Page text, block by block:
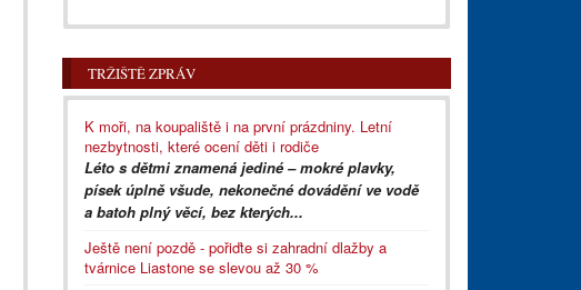
TRŽIŠTĚ ZPRÁV
K moři, na koupaliště i na první prázdniny. Letní
nezbytnosti, které ocení děti i rodiče
Léto s dětmi znamená jediné – mokré plavky,
písek úplně všude, nekonečné dovádění ve vodě
a batoh plný věcí, bez kterých...
Ještě není pozdě - pořiďte si zahradní dlažby a
tvárnice Liastone se slevou až 30 %